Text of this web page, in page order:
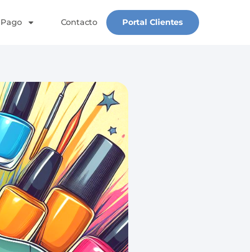
Contacto Portal Clientes